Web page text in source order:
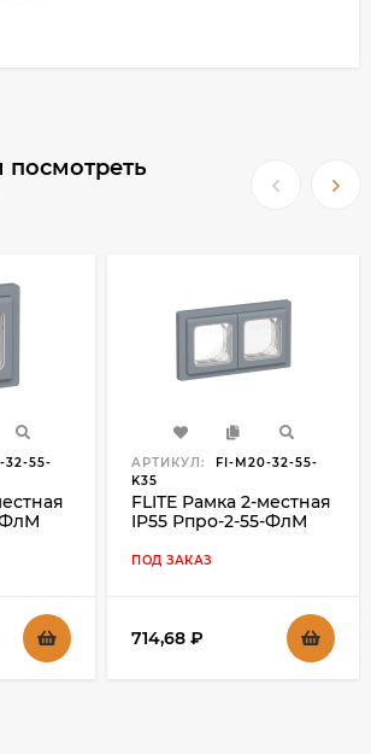
32-55-
ФлМ
АРТИКУЛ:
FI-M20-32-55-
K35
FLITE Рамка 2-местная
IP55 Рпро-2-55-ФлМ
32-55-K35
ПОД ЗАКАЗ
714,68 ₽